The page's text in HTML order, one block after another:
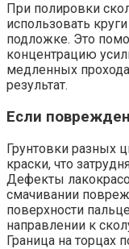
При полировки
использовать
подложке. Это
концентрацию
медленных
результат.
Если
Грунтовки разных
краски, что
Дефекты
смачивании
поверхности
направлении к
Граница на торцах